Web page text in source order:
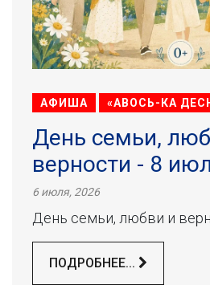
АФИША «АВОСЬ-КА
День семьи,
верности - 8
6 июля, 2026
День семьи, любви и
ПОДРОБНЕЕ...